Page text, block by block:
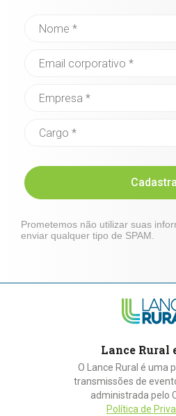
Prometemos não utilizar suas
enviar qualquer tipo de SPAM.
Lance Rural
O Lance Rural é uma
transmissões de
administrada pelo
Política de